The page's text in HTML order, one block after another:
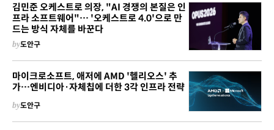
김민준 오케스트로 의장, "AI 경쟁의 본질은 인
프라 소프트웨어"… '오케스트로 4.0'으로 만
드는 방식 자체를 바꾼다
by도안구
마이크로소프트, 애저에 AMD '헬리오스' 추
가…엔비디아·자체칩에 더한 3각 인프라 전략
by도안구